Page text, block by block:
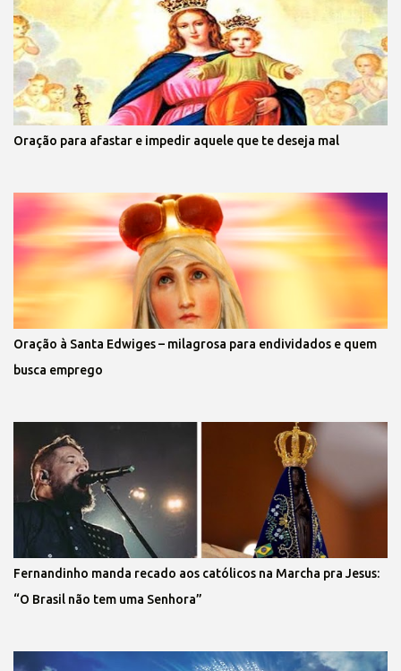
Oração para afastar e impedir aquele que te deseja mal
Oração à Santa Edwiges – milagrosa para endividados e quem
busca emprego
Fernandinho manda recado aos católicos na Marcha pra Jesus:
“O Brasil não tem uma Senhora”